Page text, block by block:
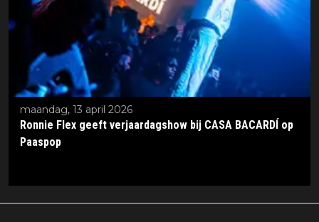
Ronnie Flex geeft verjaardagshow bij CASA BACARDÍ op
Paaspop
maandag, 13 april 2026